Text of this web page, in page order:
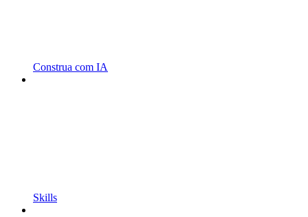
Construa com IA
Skills